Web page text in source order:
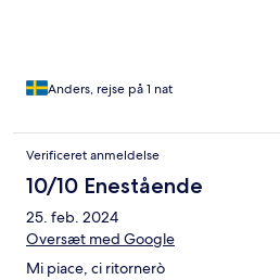
Anders, rejse på 1 nat
Verificeret anmeldelse
10/10 Enestående
25. feb. 2024
Oversæt med Google
Mi piace, ci ritornerò